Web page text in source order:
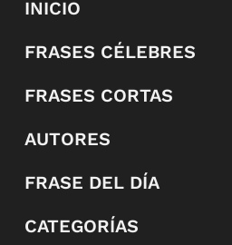
INICIO
FRASES CÉLEBRES
FRASES CORTAS
AUTORES
FRASE DEL DÍA
CATEGORÍAS